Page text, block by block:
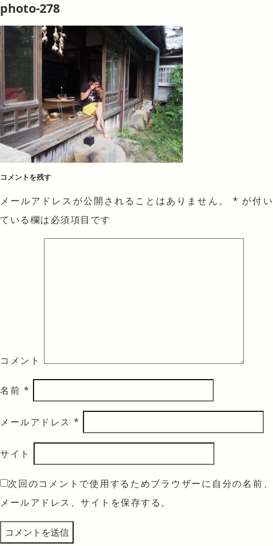
photo-278
コメントを残す
メールアドレスが公開されることはありません。 * が付い
ている欄は必須項目です
コメント
名前 *
メールアドレス *
サイト
次回のコメントで使用するためブラウザーに自分の名前、
メールアドレス、サイトを保存する。